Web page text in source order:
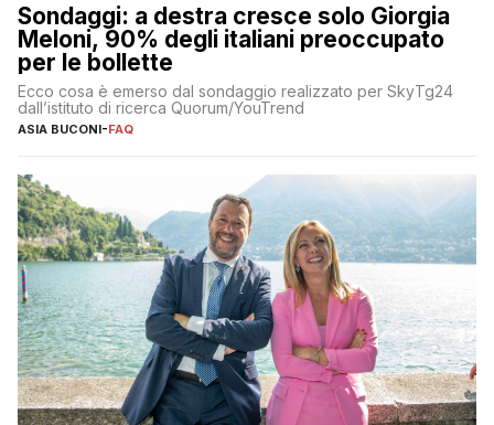
Sondaggi: a destra cresce solo Giorgia
Meloni, 90% degli italiani preoccupato
per le bollette
Ecco cosa è emerso dal sondaggio realizzato per SkyTg24
dall’istituto di ricerca Quorum/YouTrend
ASIA BUCONI-FAQ